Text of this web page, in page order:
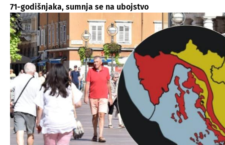
71-godišnjaka, sumnja se na ubojstvo